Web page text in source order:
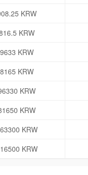
KRW
KRW
KRW
KRW
KRW
KRW
KRW
KRW